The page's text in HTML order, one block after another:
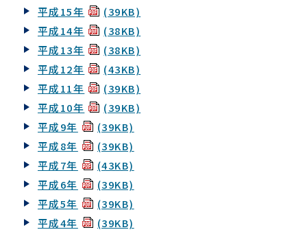
平成15年
(39KB)
平成14年
(38KB)
平成13年
(38KB)
平成12年
(43KB)
平成11年
(39KB)
平成10年
(39KB)
平成9年
(39KB)
平成8年
(39KB)
平成7年
(43KB)
平成6年
(39KB)
平成5年
(39KB)
平成4年
(39KB)